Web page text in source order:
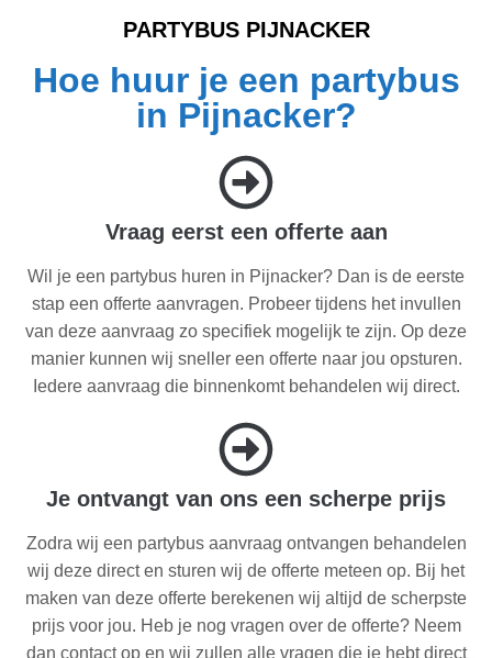
PARTYBUS PIJNACKER
Hoe huur je een partybus
in Pijnacker?
Vraag eerst een offerte aan
Wil je een partybus huren in Pijnacker? Dan is de eerste
stap een offerte aanvragen. Probeer tijdens het invullen
van deze aanvraag zo specifiek mogelijk te zijn. Op deze
manier kunnen wij sneller een offerte naar jou opsturen.
Iedere aanvraag die binnenkomt behandelen wij direct.
Je ontvangt van ons een scherpe prijs
Zodra wij een partybus aanvraag ontvangen behandelen
wij deze direct en sturen wij de offerte meteen op. Bij het
maken van deze offerte berekenen wij altijd de scherpste
prijs voor jou. Heb je nog vragen over de offerte? Neem
dan contact op en wij zullen alle vragen die je hebt direct